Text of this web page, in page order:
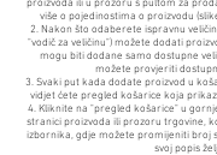
proizvoda ili u prozoru s pultom za
više o pojedinostima o proizvodu
2. Nakon što odaberete ispravnu
"vodič za veličinu") možete dodati
mogu biti dodane samo dostupne
možete provjeriti
3. Svaki put kada dodate proizvod u
vidjet ćete pregled košarice koja
4. Kliknite na "pregled košarice" u
stranici proizvoda ili prozoru trgovine,
izbornika, gdje možete promijeniti broj
svoj popis